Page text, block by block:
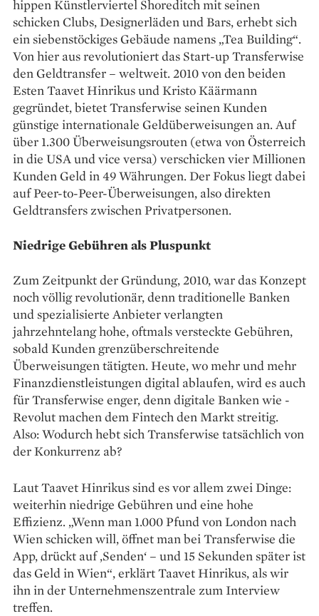
hippen Künstler­viertel Shoreditch mit seinen
schicken Clubs, Designerläden und Bars, erhebt sich
ein sieben­stöckiges Gebäude namens „Tea Building“.
Von hier aus revolutioniert das Start-up Transferwise
den Geldtransfer – weltweit. 2010 von den beiden
Esten Taavet Hinrikus und Kristo ­Käärmann
gegründet, bietet ­Transferwise seinen Kunden
günstige internationale Geldüberweisungen an. Auf
über 1.300 Überweisungsrouten (etwa von ­Österreich
in die USA und vice versa) verschicken vier Millionen
Kunden Geld in 49 Währungen. Der Fokus liegt dabei
auf Peer-to-Peer-Überweisungen, also direkten
Geldtransfers zwischen Privatpersonen.
Niedrige Gebühren als Pluspunkt
Zum Zeitpunkt der Gründung, 2010, war das Konzept
noch ­völlig revolutionär, denn traditionelle Banken
und spezialisierte Anbieter verlangten
jahrzehntelang hohe, oftmals ­versteckte Gebühren,
sobald Kunden grenzüberschreitende
Überweisungen ­tätigten. Heute, wo mehr und mehr
Finanzdienstleistungen digital ablaufen, wird es auch
für Transfer­wise ­enger, denn digitale Banken wie ­
Revolut machen dem Fintech den Markt streitig.
Also: Wodurch hebt sich ­Transferwise tatsächlich von
der Konkurrenz ab?
Laut Taavet Hinrikus sind es vor allem zwei Dinge:
weiterhin niedrige Gebühren und eine hohe
Effizienz. „Wenn man 1.000 Pfund von London nach
Wien schicken will, öffnet man bei ­Transferwise die
App, drückt auf ‚Senden‘ – und 15 Sekunden später ist
das Geld in Wien“, erklärt Taavet Hinrikus, als wir
ihn in der Unternehmens­­zentrale zum Interview
treffen.